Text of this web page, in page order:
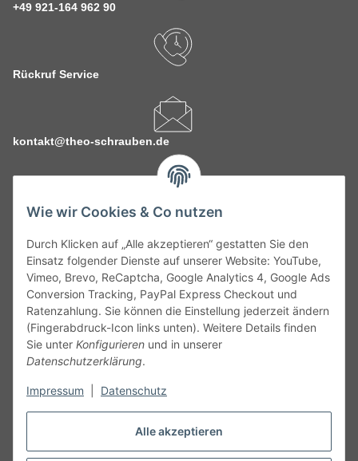
Alle akzeptieren
Wie wir Cookies & Co nutzen
Durch Klicken auf „Alle akzeptieren“ gestatten Sie den
Einsatz folgender Dienste auf unserer Website: YouTube,
Vimeo, Brevo, ReCaptcha, Google Analytics 4, Google Ads
Conversion Tracking, PayPal Express Checkout und
Ratenzahlung. Sie können die Einstellung jederzeit ändern
(Fingerabdruck-Icon links unten). Weitere Details finden
Sie unter Konfigurieren und in unserer
Datenschutzerklärung.
Impressum Datenschutz
+49 921-164 962 90
Rückruf Service
kontakt@theo-schrauben.de
Service
Gesetzliche Informationen
Alle technischen Angaben ohne Gewähr. Irrtümer und fehlerhafte
Angaben vorbehalten. Wenn Sie Datenblätter oder spezielle
unseren Kundenservice. Abbildungen der Artikel können
Vertrag widerrufen